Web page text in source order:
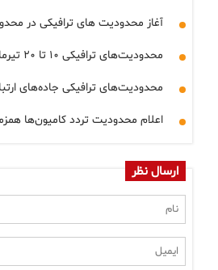
آغاز محدودیت های ترافیکی در
محدودیت‌های ترافیکی ۱۰ تا ۲۰ تیرماه جاده‌های کشور اعلام شد
محدودیت‌های ترافیکی جاده‌های
اعلام محدودیت تردد کامیون‌ها
ارسال نظر